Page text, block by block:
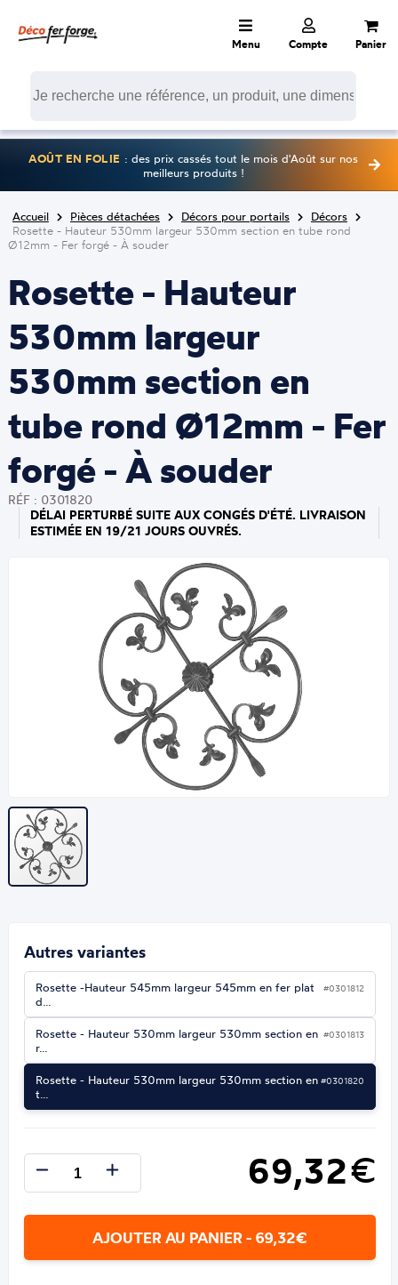
Menu Compte Panier
AOÛT EN FOLIE : des prix cassés tout le mois d'Août sur nos
meilleurs produits !
Accueil Pièces détachées Décors pour portails
Décors
Rosette - Hauteur 530mm largeur 530mm section en tube rond
Ø12mm - Fer forgé - À souder
Rosette - Hauteur
530mm largeur
530mm section en
tube rond Ø12mm - Fer
forgé - À souder
RÉF : 0301820
DÉLAI PERTURBÉ SUITE AUX CONGÉS D'ÉTÉ. LIVRAISON
ESTIMÉE EN 19/21 JOURS OUVRÉS.
Autres variantes
Rosette -Hauteur 545mm largeur 545mm en fer plat
d…
#0301812
Rosette - Hauteur 530mm largeur 530mm section en
r…
#0301813
Rosette - Hauteur 530mm largeur 530mm section en
t…
#0301820
69,32€
AJOUTER AU PANIER - 69,32€